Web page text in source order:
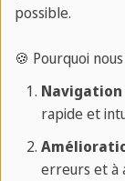
de
gagnent
leur succès
Retour
possible.
🍪 Pourquoi
rapide et
erreurs et à